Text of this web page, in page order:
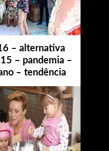
– alternativa
– pandemia –
– tendência